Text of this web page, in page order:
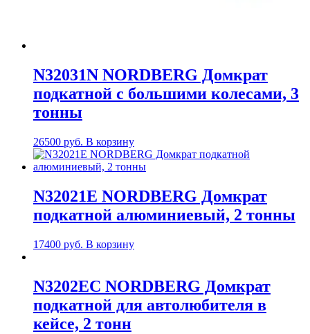
N32031N NORDBERG Домкрат
подкатной с большими колесами, 3
тонны
26500 руб. В корзину
N32021E NORDBERG Домкрат
подкатной алюминиевый, 2 тонны
17400 руб. В корзину
N3202EC NORDBERG Домкрат
подкатной для автолюбителя в
кейсе, 2 тонн